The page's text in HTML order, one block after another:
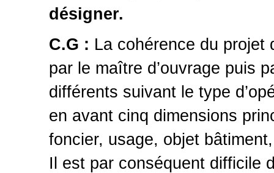
désigner.
C.G : La cohérence du projet
par le maître d’ouvrage puis
différents suivant le type
en avant cinq dimensions
foncier, usage, objet
Il est par conséquent difficile